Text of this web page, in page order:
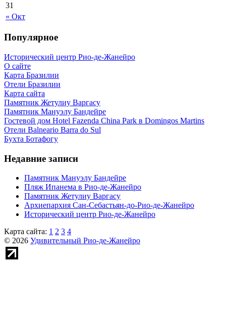
« Окт
31
Популярное
Исторический центр Рио-де-Жанейро
О сайте
Карта Бразилии
Отели Бразилии
Карта сайта
Памятник Жетулиу Варгасу
Памятник Мануэлу Бандейре
Гостевой дом Hotel Fazenda China Park в Domingos Martins
Отели Balneario Barra do Sul
Бухта Ботафогу
Недавние записи
Памятник Мануэлу Бандейре
Пляж Ипанема в Рио-де-Жанейро
Памятник Жетулиу Варгасу
Архиепархия Сан-Себастьян-до-Рио-де-Жанейро
Исторический центр Рио-де-Жанейро
Карта сайта: 1 2 3 4
© 2026 Удивительный Рио-де-Жанейро